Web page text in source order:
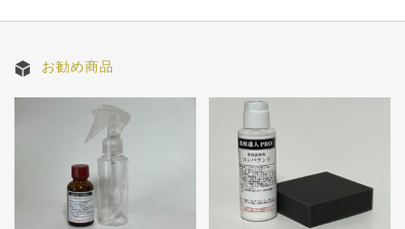
お勧め商品